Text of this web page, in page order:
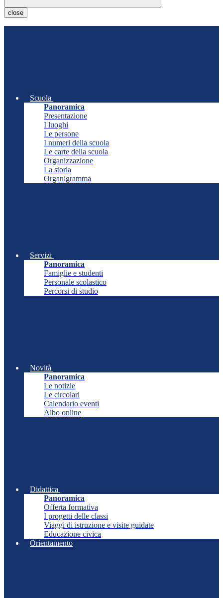
close
Scuola
Panoramica
Presentazione
I luoghi
Le persone
I numeri della scuola
Le carte della scuola
Organizzazione
La storia
Organigramma
Servizi
Panoramica
Famiglie e studenti
Personale scolastico
Percorsi di studio
Novità
Panoramica
Le notizie
Le circolari
Calendario eventi
Albo online
Didattica
Panoramica
Offerta formativa
I progetti delle classi
Viaggi di istruzione e visite guidate
Educazione civica
Orientamento